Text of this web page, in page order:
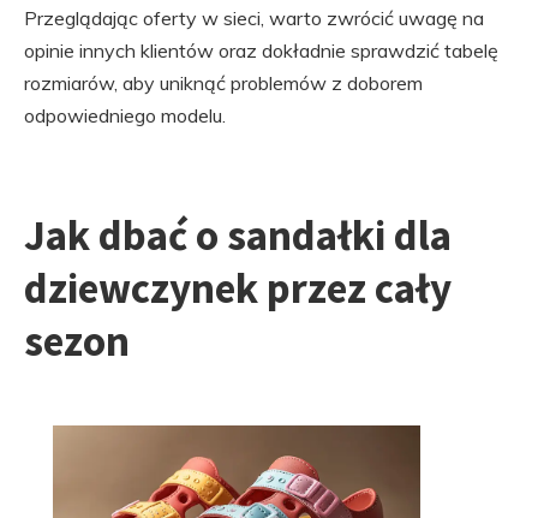
Przeglądając oferty w sieci, warto zwrócić uwagę na
opinie innych klientów oraz dokładnie sprawdzić tabelę
rozmiarów, aby uniknąć problemów z doborem
odpowiedniego modelu.
Jak dbać o sandałki dla
dziewczynek przez cały
sezon